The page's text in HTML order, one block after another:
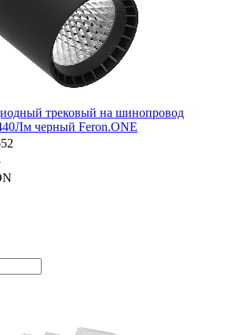
трековый на шинопровод
черный Feron.ONE